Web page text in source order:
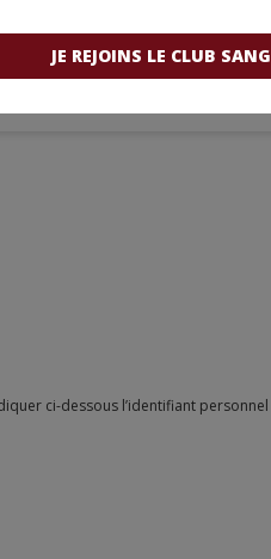
JE REJOINS LE CLUB SANG